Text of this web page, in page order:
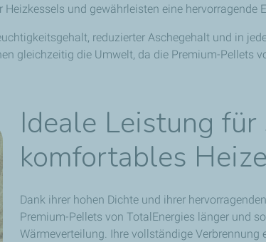
und gewährleisten eine hervorragende
reduzierter Aschegehalt und in
gleichzeitig die Umwelt, da die Premium-Pellets
Ideale Leistung
komfortables
Dank ihrer hohen Dichte und ihrer
Premium-Pellets von TotalEnergies länger und
Wärmeverteilung. Ihre vollständige Verbrennung